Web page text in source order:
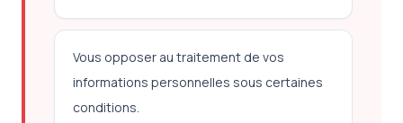
Vous opposer au traitement de vos
informations personnelles sous certaines
conditions.